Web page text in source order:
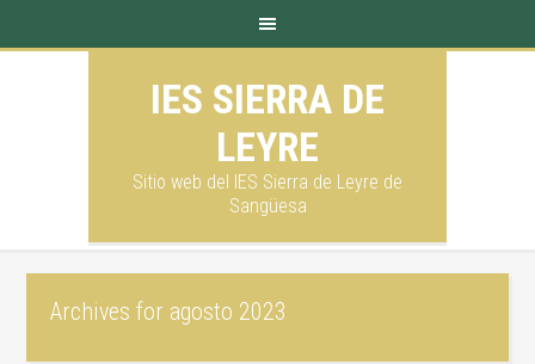
IES SIERRA DE
LEYRE
Sitio web del IES Sierra de Leyre de
Sangüesa
Archives for agosto 2023